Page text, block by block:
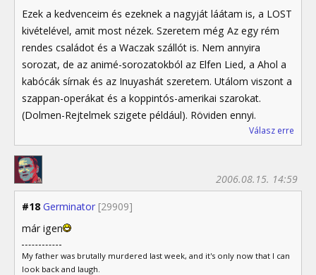
Ezek a kedvenceim és ezeknek a nagyját láátam is, a LOST
kivételével, amit most nézek. Szeretem még Az egy rém
rendes családot és a Waczak szállót is. Nem annyira
sorozat, de az animé-sorozatokból az Elfen Lied, a Ahol a
kabócák sírnak és az Inuyashát szeretem. Utálom viszont a
szappan-operákat és a koppintós-amerikai szarokat.
(Dolmen-Rejtelmek szigete például). Röviden ennyi.
Válasz erre
#18 Germinator [29909]
2006.08.15. 14:59
már igen
My father was brutally murdered last week, and it's only now that I can
look back and laugh.